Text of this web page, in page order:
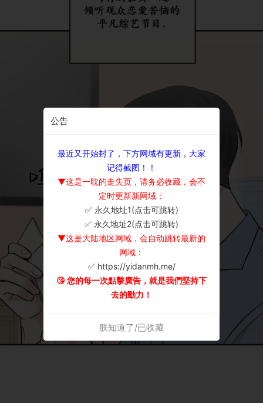
公告
最近又开始封了，下方网域有更新，大家
记得截图！！
▼这是一耽的走失页，请务必收藏，会不
定时更新新网域：
✅ 永久地址1(点击可跳转)
✅ 永久地址2(点击可跳转)
▼这是大陆地区网域，会自动跳转最新的
网域：
✅ https://yidanmh.me/
😘 您的每一次點擊廣告，就是我們堅持下
去的動力！
朕知道了/已收藏